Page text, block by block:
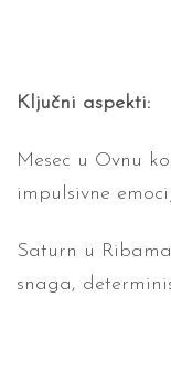
Ključni aspekti:
Mesec u Ovnu
impulsivne
Saturn u
snaga,